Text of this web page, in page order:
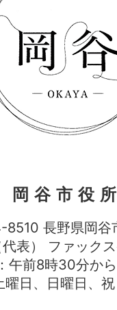
岡谷市役
8510 長野県岡谷
代表） ファッ
午前8時30分か
日、日曜日、